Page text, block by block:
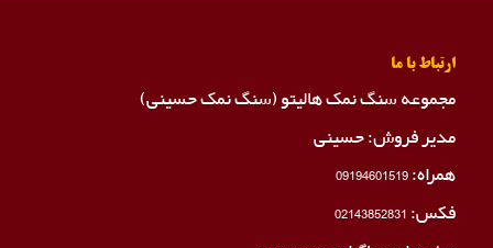
ارتباط با ما
مجموعه سنگ نمک هالیتو (سنگ نمک حسینی)
مدیر فروش: حسینی
همراه:09194601519
فکس:02143852831